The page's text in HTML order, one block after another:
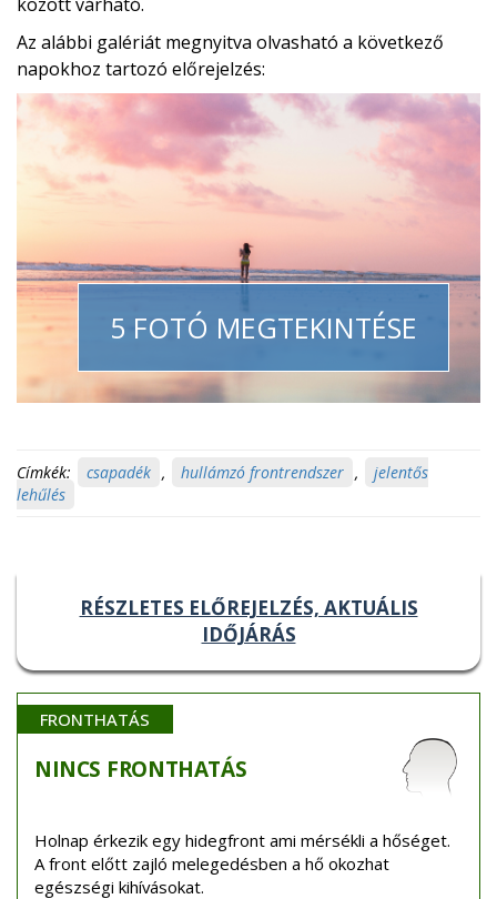
Az alábbi galériát megnyitva olvasható a következő
napokhoz tartozó előrejelzés:
5 FOTÓ MEGTEKINTÉSE
Címkék: csapadék , hullámzó frontrendszer ,
jelentős
lehűlés
RÉSZLETES ELŐREJELZÉS, AKTUÁLIS
IDŐJÁRÁS
FRONTHATÁS
NINCS FRONTHATÁS
Holnap érkezik egy hidegfront ami mérsékli a hőséget.
A front előtt zajló melegedésben a hő okozhat
egészségi kihívásokat.